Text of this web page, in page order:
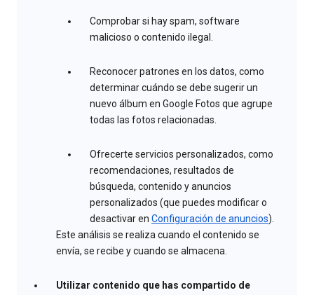
Comprobar si hay spam, software
malicioso o contenido ilegal.
Reconocer patrones en los datos, como
determinar cuándo se debe sugerir un
nuevo álbum en Google Fotos que agrupe
todas las fotos relacionadas.
Ofrecerte servicios personalizados, como
recomendaciones, resultados de
búsqueda, contenido y anuncios
personalizados (que puedes modificar o
desactivar en Configuración de anuncios).
Este análisis se realiza cuando el contenido se
envía, se recibe y cuando se almacena.
Utilizar contenido que has compartido de